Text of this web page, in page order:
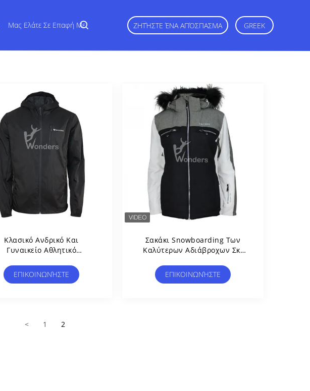
Μας Ελάτε Σε Επαφή Με ΖΗΤΉΣΤΕ ΈΝΑ ΑΠΌΣΠΑΣΜΑ GREEK
Κλασικό Ανδρικό Και
Γυναικείο Αθλητικό
ΕΠΙΚΟΙΝΩΝΉΣΤΕ
Σακάκι Snowboarding Των
Καλύτερων Αδιάβροχων Σκι
Με Τη Γούνα
ΕΠΙΚΟΙΝΩΝΉΣΤΕ
< 1 2